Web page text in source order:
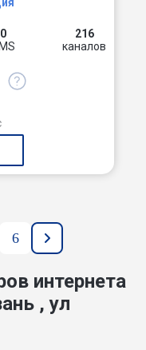
0
216
каналов
6
интернета
, ул